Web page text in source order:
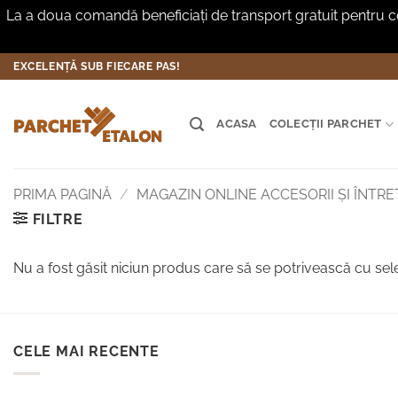
La a doua comandă beneficiați de transport gratuit pentru
Skip
to
EXCELENȚĂ SUB FIECARE PAS!
ACASA COLECȚII PARCHET
PRIMA PAGINĂ / MAGAZIN ONLINE ACCESORII ȘI
FILTRE
Nu a fost găsit niciun produs care să se potrivească cu
CELE MAI RECENTE